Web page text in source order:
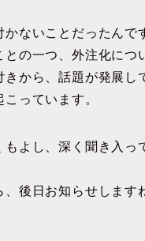
ないことだったんで
の一つ、外注化につ
から、話題が発展し
っています。
よし、深く聞き入っ
後日お知らせします